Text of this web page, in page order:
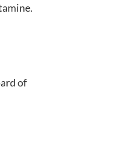
of